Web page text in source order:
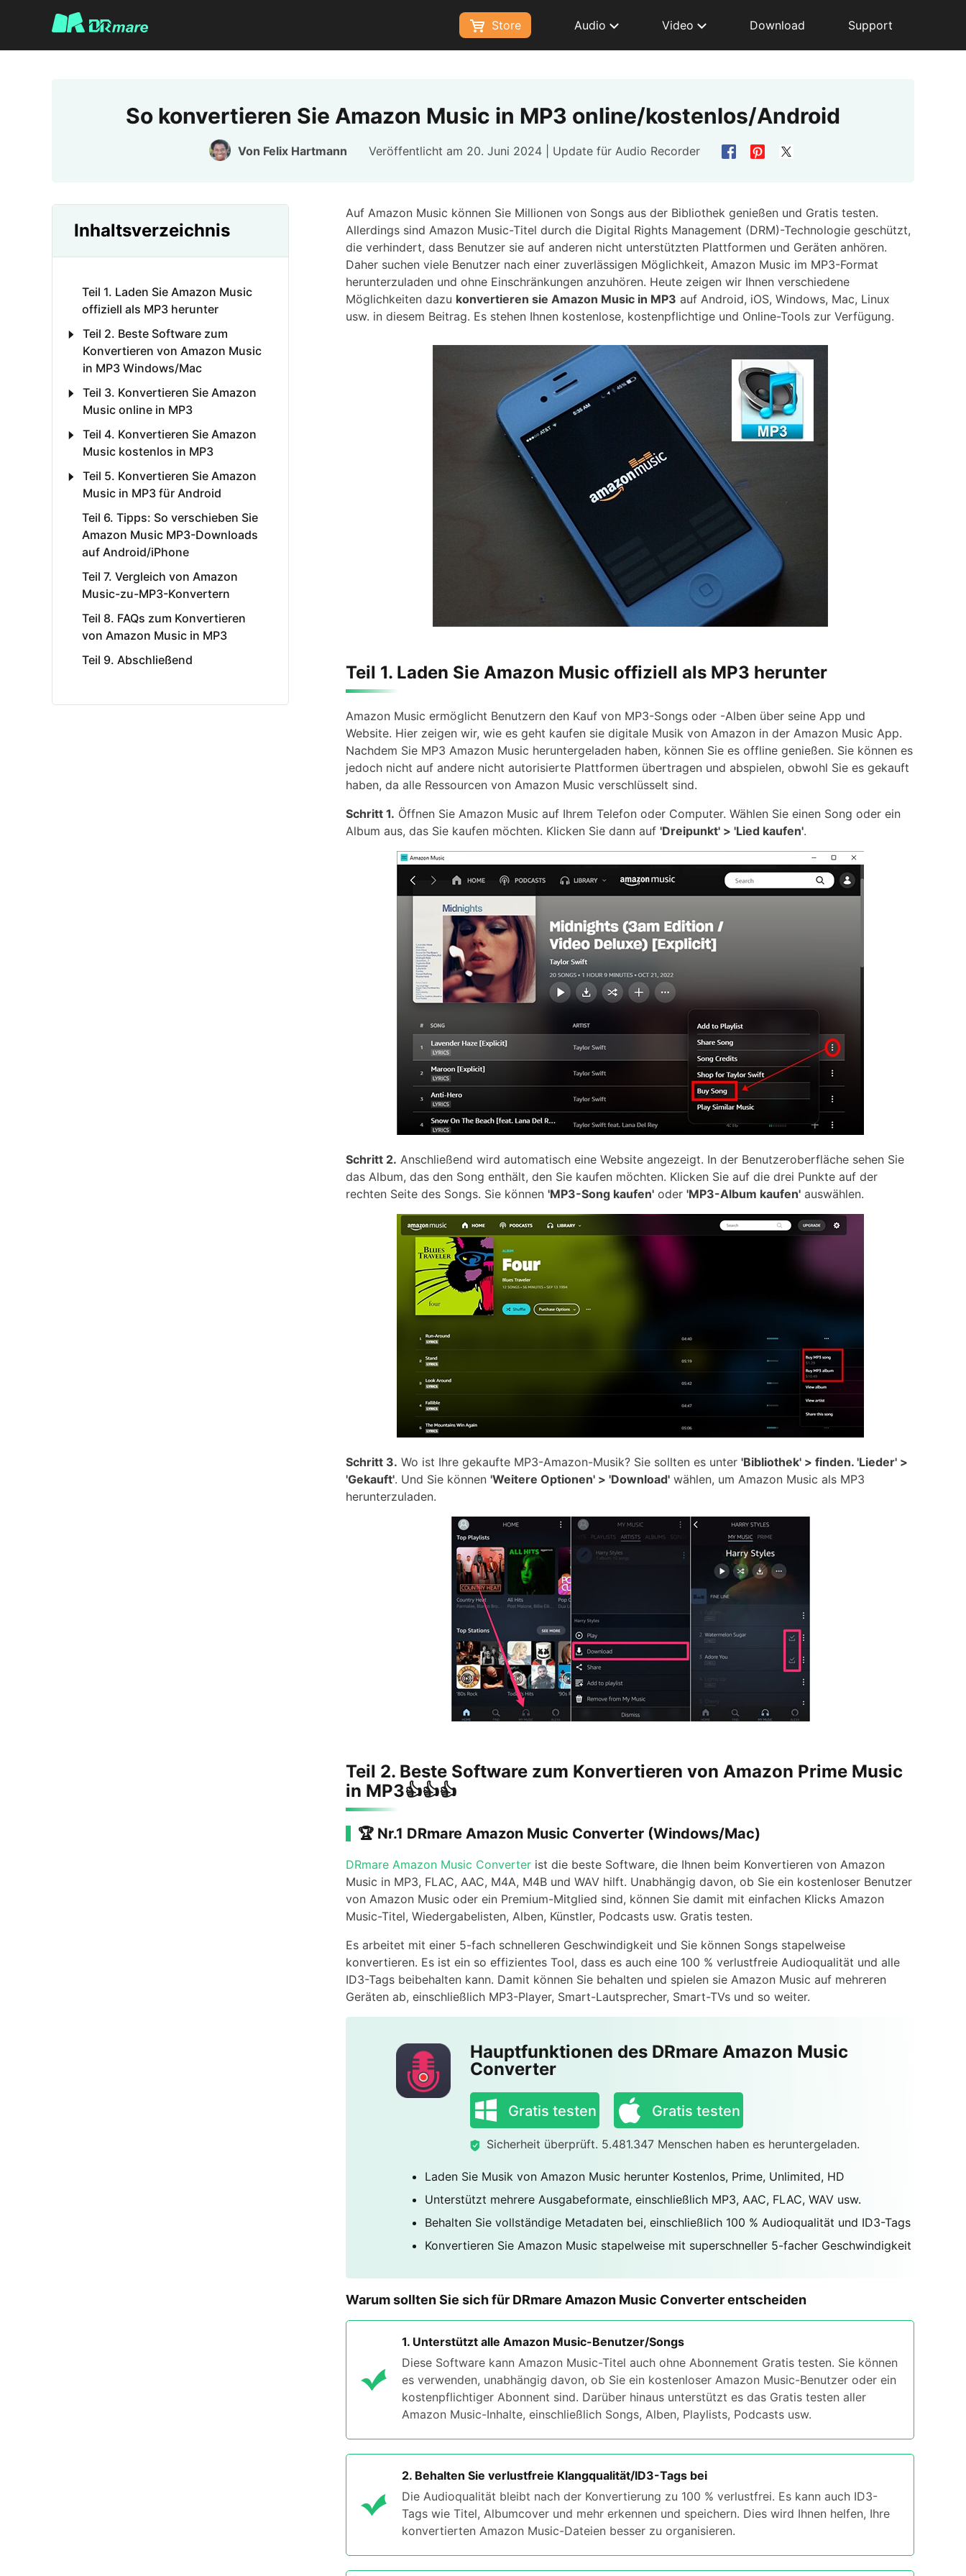
Store Audio Video Download Support
So konvertieren Sie Amazon Music in MP3 online/kostenlos/Android
Von Felix Hartmann Veröffentlicht am 20. Juni 2024 | Update für Audio Recorder
Inhaltsverzeichnis
Teil 1. Laden Sie Amazon Music
offiziell als MP3 herunter
Teil 2. Beste Software zum
Konvertieren von Amazon Music
in MP3 Windows/Mac
Teil 3. Konvertieren Sie Amazon
Music online in MP3
Teil 4. Konvertieren Sie Amazon
Music kostenlos in MP3
Teil 5. Konvertieren Sie Amazon
Music in MP3 für Android
Teil 6. Tipps: So verschieben Sie
Amazon Music MP3-Downloads
auf Android/iPhone
Teil 7. Vergleich von Amazon
Music-zu-MP3-Konvertern
Teil 8. FAQs zum Konvertieren
von Amazon Music in MP3
Teil 9. Abschließend
Auf Amazon Music können Sie Millionen von Songs aus der Bibliothek genießen und Gratis testen.
Allerdings sind Amazon Music-Titel durch die Digital Rights Management (DRM)-Technologie geschützt,
die verhindert, dass Benutzer sie auf anderen nicht unterstützten Plattformen und Geräten anhören.
Daher suchen viele Benutzer nach einer zuverlässigen Möglichkeit, Amazon Music im MP3-Format
herunterzuladen und ohne Einschränkungen anzuhören. Heute zeigen wir Ihnen verschiedene
Möglichkeiten dazu konvertieren sie Amazon Music in MP3 auf Android, iOS, Windows, Mac, Linux
usw. in diesem Beitrag. Es stehen Ihnen kostenlose, kostenpflichtige und Online-Tools zur Verfügung.
Teil 1. Laden Sie Amazon Music offiziell als MP3 herunter
Amazon Music ermöglicht Benutzern den Kauf von MP3-Songs oder -Alben über seine App und
Website. Hier zeigen wir, wie es geht kaufen sie digitale Musik von Amazon in der Amazon Music App.
Nachdem Sie MP3 Amazon Music heruntergeladen haben, können Sie es offline genießen. Sie können es
jedoch nicht auf andere nicht autorisierte Plattformen übertragen und abspielen, obwohl Sie es gekauft
haben, da alle Ressourcen von Amazon Music verschlüsselt sind.
Schritt 1. Öffnen Sie Amazon Music auf Ihrem Telefon oder Computer. Wählen Sie einen Song oder ein
Album aus, das Sie kaufen möchten. Klicken Sie dann auf 'Dreipunkt' > 'Lied kaufen'.
Schritt 2. Anschließend wird automatisch eine Website angezeigt. In der Benutzeroberfläche sehen Sie
das Album, das den Song enthält, den Sie kaufen möchten. Klicken Sie auf die drei Punkte auf der
rechten Seite des Songs. Sie können 'MP3-Song kaufen' oder 'MP3-Album kaufen' auswählen.
Schritt 3. Wo ist Ihre gekaufte MP3-Amazon-Musik? Sie sollten es unter 'Bibliothek' > finden. 'Lieder' >
'Gekauft'. Und Sie können 'Weitere Optionen' > 'Download' wählen, um Amazon Music als MP3
herunterzuladen.
Teil 2. Beste Software zum Konvertieren von Amazon Prime Music
in MP3👍👍👍
🏆 Nr.1 DRmare Amazon Music Converter (Windows/Mac)
DRmare Amazon Music Converter ist die beste Software, die Ihnen beim Konvertieren von Amazon
Music in MP3, FLAC, AAC, M4A, M4B und WAV hilft. Unabhängig davon, ob Sie ein kostenloser Benutzer
von Amazon Music oder ein Premium-Mitglied sind, können Sie damit mit einfachen Klicks Amazon
Music-Titel, Wiedergabelisten, Alben, Künstler, Podcasts usw. Gratis testen.
Es arbeitet mit einer 5-fach schnelleren Geschwindigkeit und Sie können Songs stapelweise
konvertieren. Es ist ein so effizientes Tool, dass es auch eine 100 % verlustfreie Audioqualität und alle
ID3-Tags beibehalten kann. Damit können Sie behalten und spielen sie Amazon Music auf mehreren
Geräten ab, einschließlich MP3-Player, Smart-Lautsprecher, Smart-TVs und so weiter.
Hauptfunktionen des DRmare Amazon Music
Converter
Gratis testen
Gratis testen
Sicherheit überprüft. 5.481.347 Menschen haben es heruntergeladen.
Laden Sie Musik von Amazon Music herunter Kostenlos, Prime, Unlimited, HD
Unterstützt mehrere Ausgabeformate, einschließlich MP3, AAC, FLAC, WAV usw.
Behalten Sie vollständige Metadaten bei, einschließlich 100 % Audioqualität und ID3-Tags
Konvertieren Sie Amazon Music stapelweise mit superschneller 5-facher Geschwindigkeit
Warum sollten Sie sich für DRmare Amazon Music Converter entscheiden
1. Unterstützt alle Amazon Music-Benutzer/Songs
Diese Software kann Amazon Music-Titel auch ohne Abonnement Gratis testen. Sie können
es verwenden, unabhängig davon, ob Sie ein kostenloser Amazon Music-Benutzer oder ein
kostenpflichtiger Abonnent sind. Darüber hinaus unterstützt es das Gratis testen aller
Amazon Music-Inhalte, einschließlich Songs, Alben, Playlists, Podcasts usw.
2. Behalten Sie verlustfreie Klangqualität/ID3-Tags bei
Die Audioqualität bleibt nach der Konvertierung zu 100 % verlustfrei. Es kann auch ID3-
Tags wie Titel, Albumcover und mehr erkennen und speichern. Dies wird Ihnen helfen, Ihre
konvertierten Amazon Music-Dateien besser zu organisieren.